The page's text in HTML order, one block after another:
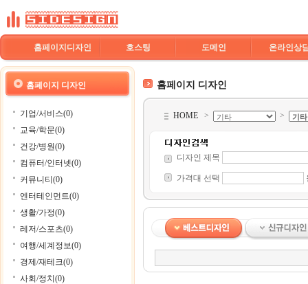
홈페이지디자인 호스팅 도메인 온라인상
홈페이지 디자인
기업/서비스(0)
교육/학문(0)
건강/병원(0)
컴퓨터/인터넷(0)
커뮤니티(0)
엔터테인먼트(0)
생활/가정(0)
레저/스포츠(0)
여행/세계정보(0)
경제/재테크(0)
사회/정치(0)
홈페이지 디자인
HOME > >
디자인 제목
가격대 선택